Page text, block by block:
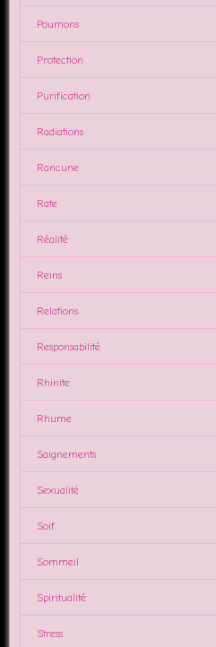
Poumons
Protection
Purification
Radiations
Rancune
Rate
Réalité
Reins
Relations
Responsabilité
Rhinite
Rhume
Saignements
Sexualité
Soif
Sommeil
Spiritualité
Stress